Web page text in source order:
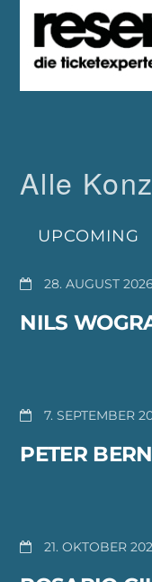
Alle
UPCOMING
28. AUGUST
NILS
7. SEPTEMBER
PETER
21. OKTOBER